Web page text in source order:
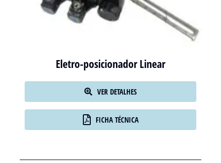
Eletro-posicionador Linear
VER DETALHES
FICHA TÉCNICA